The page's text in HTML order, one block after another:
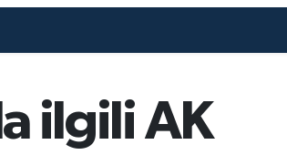
ilgili AK